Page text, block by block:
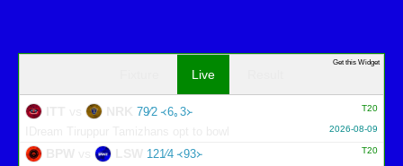
Live
T20
ITT NRK 79∕2 ᚜6｡3᚛
2026-08-09
T20
BPW LSW 121∕4 ᚜93᚛
Get this Widget